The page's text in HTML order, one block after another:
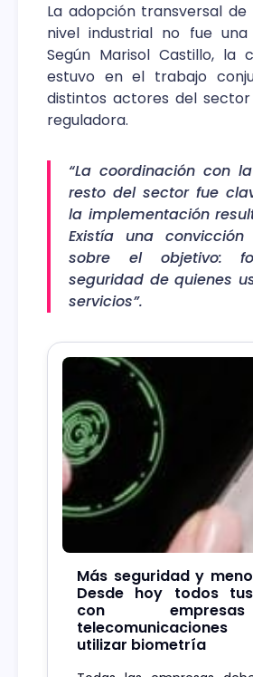
La adopción transversal
nivel industrial no fue una
Según Marisol Castillo, la
estuvo en el trabajo
distintos actores del
reguladora.
“La coordinación con
resto del sector fue
la implementación
Existía una
sobre el objetivo:
seguridad de quienes
servicios”.
Más seguridad y
Desde hoy todos
con
utilizar biometría